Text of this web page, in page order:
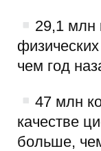
29,1 млн
чем год
47 млн
качестве
больше,